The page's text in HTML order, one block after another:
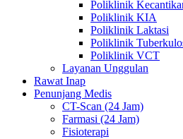
Poliklinik
Poliklinik KIA
Poliklinik Laktasi
Poliklinik
Poliklinik VCT
Layanan Unggulan
Rawat Inap
Penunjang Medis
CT-Scan (24 Jam)
Farmasi (24 Jam)
Fisioterapi